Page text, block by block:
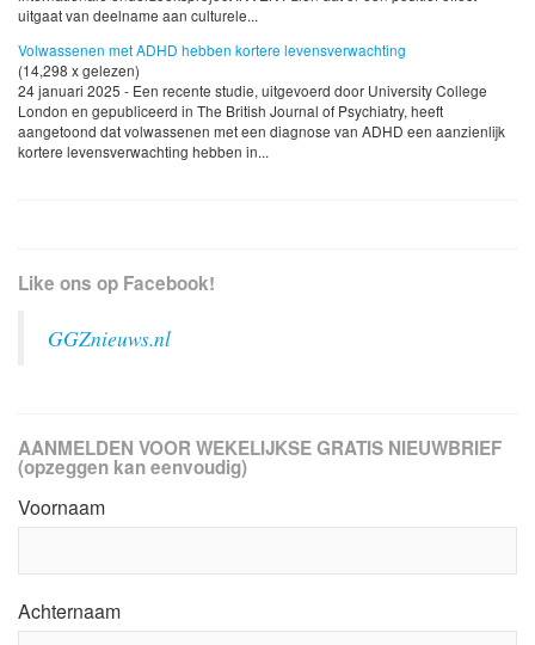
uitgaat van deelname aan culturele...
Volwassenen met ADHD hebben kortere levensverwachting
(14,298 x gelezen)
24 januari 2025 - Een recente studie, uitgevoerd door University College
London en gepubliceerd in The British Journal of Psychiatry, heeft
aangetoond dat volwassenen met een diagnose van ADHD een aanzienlijk
kortere levensverwachting hebben in...
Like ons op Facebook!
GGZnieuws.nl
AANMELDEN VOOR WEKELIJKSE GRATIS NIEUWBRIEF
(opzeggen kan eenvoudig)
Voornaam
Achternaam